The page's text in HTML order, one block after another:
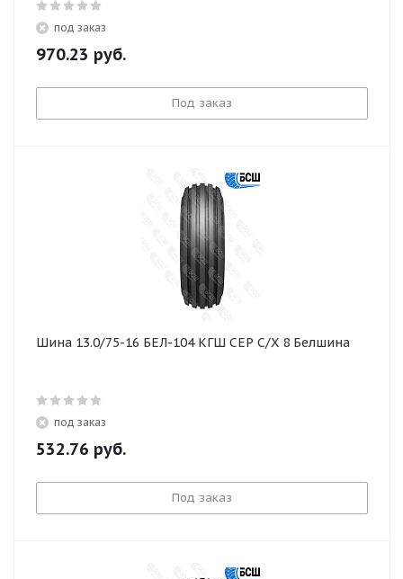
под заказ
970.23 руб.
Под заказ
Шина 13.0/75-16 БЕЛ-104 КГШ СЕР С/Х 8 Белшина
под заказ
532.76 руб.
Под заказ